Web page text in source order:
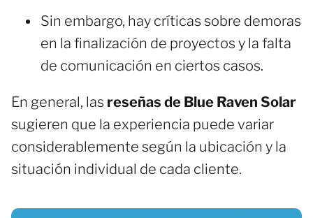
Sin embargo, hay críticas sobre demoras
en la finalización de proyectos y la falta
de comunicación en ciertos casos.
En general, las reseñas de Blue Raven Solar
sugieren que la experiencia puede variar
considerablemente según la ubicación y la
situación individual de cada cliente.